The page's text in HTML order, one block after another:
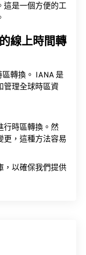
這是一個方便的工
線上時間轉
轉換。 IANA 是
管理全球時區資
行時區轉換。然
更，這種方法容易
，以確保我們提供